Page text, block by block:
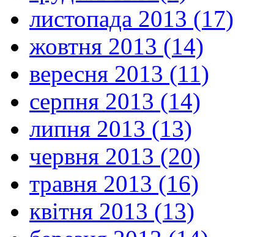
листопада 2013 (17)
жовтня 2013 (14)
вересня 2013 (11)
серпня 2013 (14)
липня 2013 (13)
червня 2013 (20)
травня 2013 (16)
квітня 2013 (13)